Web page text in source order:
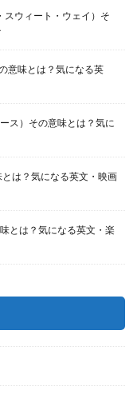
スウィート・ウェイ）そ
意味とは？気になる英
ス）その意味とは？気に
は？気になる英文・映画
とは？気になる英文・楽